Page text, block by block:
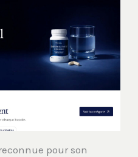
pour son